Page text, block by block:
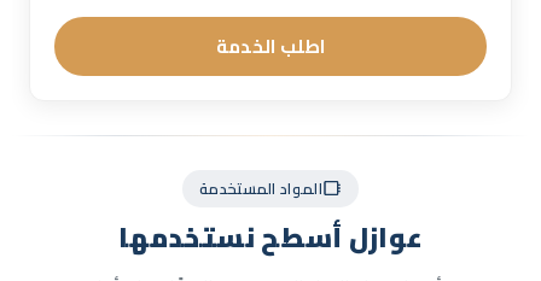
اطلب الخدمة
المواد المستخدمة
عوازل أسطحنستخدمها